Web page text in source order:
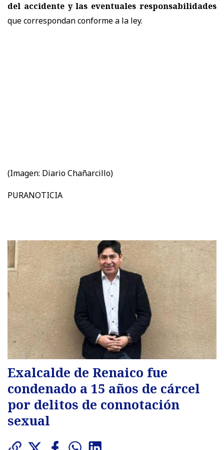
del accidente y las eventuales responsabilidades
que correspondan conforme a la ley.
(Imagen: Diario Chañarcillo)
PURANOTICIA
Exalcalde de Renaico fue
condenado a 15 años de cárcel
por delitos de connotación
sexual